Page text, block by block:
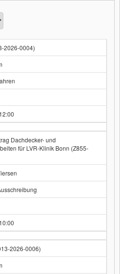
2026-0004)
Dachdecker- und
für LVR-Klinik Bonn (Z855-
2026-0006)